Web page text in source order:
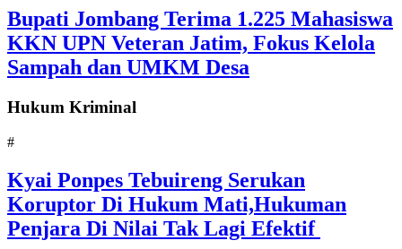
Bupati Jombang Terima 1.225 Mahasiswa
KKN UPN Veteran Jatim, Fokus Kelola
Sampah dan UMKM Desa
Hukum Kriminal
#
Kyai Ponpes Tebuireng Serukan
Koruptor Di Hukum Mati,Hukuman
Penjara Di Nilai Tak Lagi Efektif